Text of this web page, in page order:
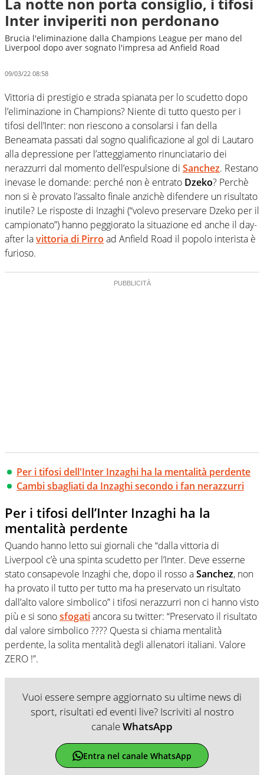
Inter inviperiti non perdonano
Brucia l'eliminazione dalla Champions League per mano del
Liverpool dopo aver sognato l'impresa ad Anfield Road
09/03/22 08:58
Vittoria di prestigio e strada spianata per lo scudetto dopo
l’eliminazione in Champions? Niente di tutto questo per i
tifosi dell’Inter: non riescono a consolarsi i fan della
Beneamata passati dal sogno qualificazione al gol di Lautaro
alla depressione per l’atteggiamento rinunciatario dei
nerazzurri dal momento dell’espulsione di Sanchez. Restano
inevase le domande: perché non è entrato Dzeko? Perchè
non si è provato l’assalto finale anzichè difendere un risultato
inutile? Le risposte di Inzaghi (“volevo preservare Dzeko per il
campionato”) hanno peggiorato la situazione ed anche il day-
after lavittoria di Pirro ad Anfield Road il popolo interista è
furioso.
Per i tifosi dell'Inter Inzaghi ha la mentalità perdente
Cambi sbagliati da Inzaghi secondo i fan nerazzurri
Per i tifosi dell’Inter Inzaghi ha la
mentalità perdente
Quando hanno letto sui giornali che “dalla vittoria di
Liverpool c’è una spinta scudetto per l’Inter. Deve esserne
stato consapevole Inzaghi che, dopo il rosso aSanchez, non
ha provato il tutto per tutto ma ha preservato un risultato
dall’alto valore simbolico” i tifosi nerazzurri non ci hanno visto
più e si sonosfogatiancora su twitter: “Preservato il risultato
dal valore simbolico ???? Questa si chiama mentalità
perdente, la solita mentalità degli allenatori italiani. Valore
ZERO !”.
Vuoi essere sempre aggiornato su ultime news di
sport, risultati ed eventi live? Iscriviti al nostro
canaleWhatsApp
Entra nel canale WhatsApp